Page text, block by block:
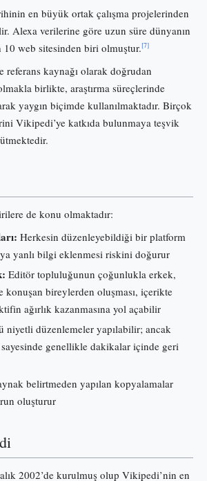
en büyük ortak çalışma projelerinden
Alexa verilerine göre uzun süre dünyanın
web sitesinden biri olmuştur.[7]
kaynağı olarak doğrudan
birlikte, araştırma süreçlerinde
yaygın biçimde kullanılmaktadır. Birçok
Vikipedi’ye katkıda bulunmaya teşvik
de konu olmaktadır:
Herkesin düzenleyebildiği bir platform
yanlı bilgi eklenmesi riskini doğurur
Editör topluluğunun çoğunlukla erkek,
konuşan bireylerden oluşması, içerikte
ağırlık kazanmasına yol açabilir
niyetli düzenlemeler yapılabilir; ancak
genellikle dakikalar içinde geri
belirtmeden yapılan kopyalamalar
oluşturur
2002’de kurulmuş olup Vikipedi’nin en